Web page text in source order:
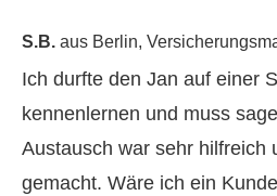
S.B. aus Berlin,
Ich durfte den Jan auf einer
kennenlernen und muss
Austausch war sehr hilfreich
gemacht. Wäre ich ein